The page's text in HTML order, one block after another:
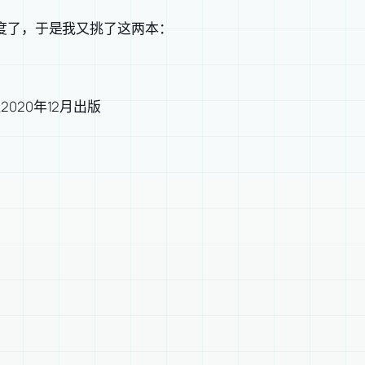
，于是我又挑了这两本：
年12月出版